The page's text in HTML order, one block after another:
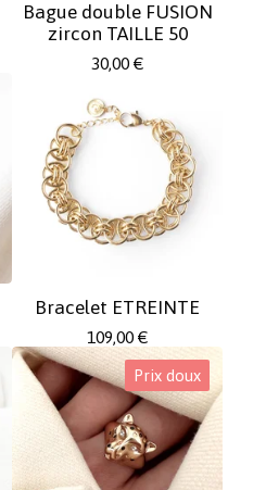
Bague double FUSION
zircon TAILLE 50
30,00 €
Bracelet ETREINTE
109,00 €
Prix doux